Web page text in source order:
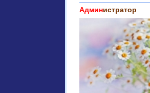
Администратор